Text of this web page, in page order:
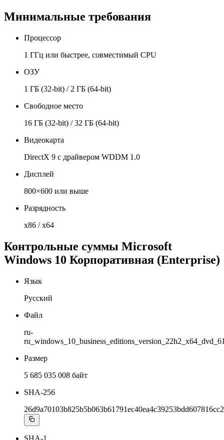
Минимальные требования
Процессор
1 ГГц или быстрее, совместимый CPU
ОЗУ
1 ГБ (32-bit) / 2 ГБ (64-bit)
Свободное место
16 ГБ (32-bit) / 32 ГБ (64-bit)
Видеокарта
DirectX 9 с драйвером WDDM 1.0
Дисплей
800×600 или выше
Разрядность
x86 / x64
Контрольные суммы Microsoft
Windows 10 Корпоративная (Enterprise)
Язык
Русский
Файл
ru-
Размер
5 685 035 008 байт
SHA-256
SHA-1